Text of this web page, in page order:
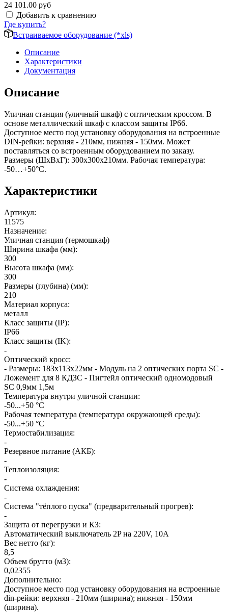
24 101.00 руб
Добавить к сравнению
Где купить?
Встраиваемое оборудование (*xls)
Описание
Характеристики
Документация
Описание
Уличная станция (уличный шкаф) с оптическим кроссом. В
основе металлический шкаф с классом защиты IP66.
Доступное место под установку оборудования на встроенные
DIN-рейки: верхняя - 210мм, нижняя - 150мм. Может
поставляться со встроенным оборудованием по заказу.
Размеры (ШхВхГ): 300x300x210мм. Рабочая температура:
-50…+50°С.
Характеристики
Артикул:
11575
Назначение:
Уличная станция (термошкаф)
Ширина шкафа (мм):
300
Высота шкафа (мм):
300
Размеры (глубина) (мм):
210
Материал корпуса:
металл
Класс защиты (IP):
IP66
Класс защиты (IK):
-
Оптический кросс:
- Размеры: 183x113x22мм - Модуль на 2 оптических порта SC -
Ложемент для 8 КДЗС - Пигтейл оптический одномодовый
SC 0,9мм 1,5м
Температура внутри уличной станции:
-50...+50 °С
Рабочая температура (температура окружающей среды):
-50...+50 °С
Термостабилизация:
-
Резервное питание (АКБ):
-
Теплоизоляция:
-
Система охлаждения:
-
Система "тёплого пуска" (предварительный прогрев):
-
Защита от перегрузки и КЗ:
Автоматический выключатель 2P на 220V, 10A
Вес нетто (кг):
8,5
Объем брутто (м3):
0,02355
Дополнительно:
Доступное место под установку оборудования на встроенные
din-рейки: верхняя - 210мм (ширина); нижняя - 150мм
(ширина).